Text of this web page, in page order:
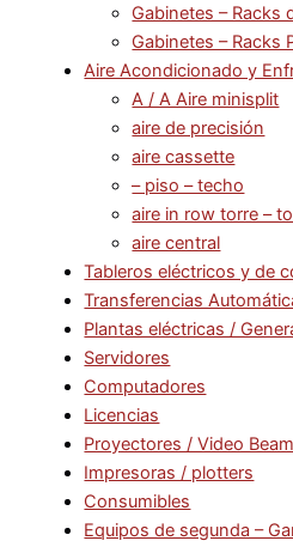
Gabinetes – Racks
Gabinetes – Racks
Aire Acondicionado y
A / A Aire minisplit
aire de precisión
aire cassette
– piso – techo
aire in row torre –
aire central
Tableros eléctricos y de
Transferencias
Plantas eléctricas /
Servidores
Computadores
Licencias
Proyectores / Video Beam
Impresoras / plotters
Consumibles
Equipos de segunda –